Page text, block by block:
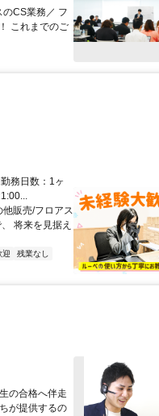
CS業務／ フ
これまでのご
務日数：1ヶ
販売/フロアス
将来を見据え
迎
残業なし
の合格へ伴走
が提供するの